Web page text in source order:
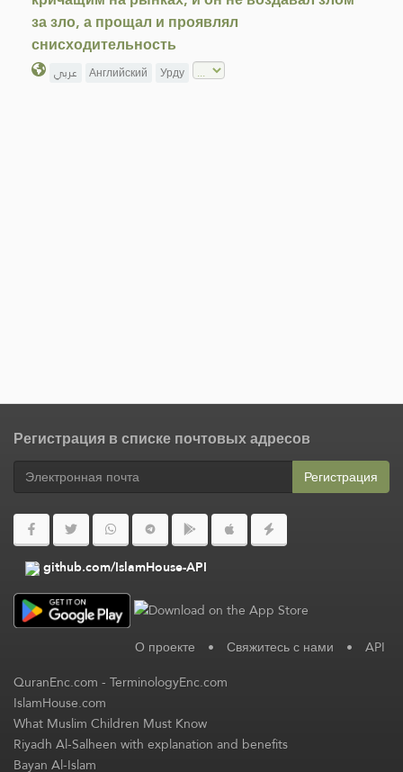
за зло, а прощал и проявлял
снисходительность
عربي Английский Урду
Регистрация в списке почтовых адресов
Регистрация
github.com/IslamHouse-API
О проекте • Свяжитесь с нами • API
QuranEnc.com-TerminologyEnc.com
IslamHouse.com
What Muslim Children Must Know
Riyadh Al-Salheen with explanation and benefits
Bayan Al-Islam